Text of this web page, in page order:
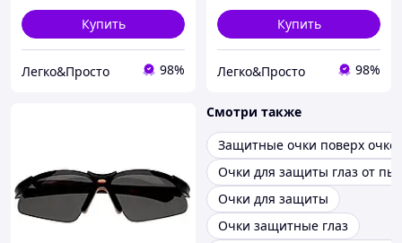
Купить
Легко&Просто 98%
Купить
Легко&Просто 98%
Смотри также
Защитные очки поверх
Очки для защиты глаз от
Очки для защиты
Очки защитные глаз